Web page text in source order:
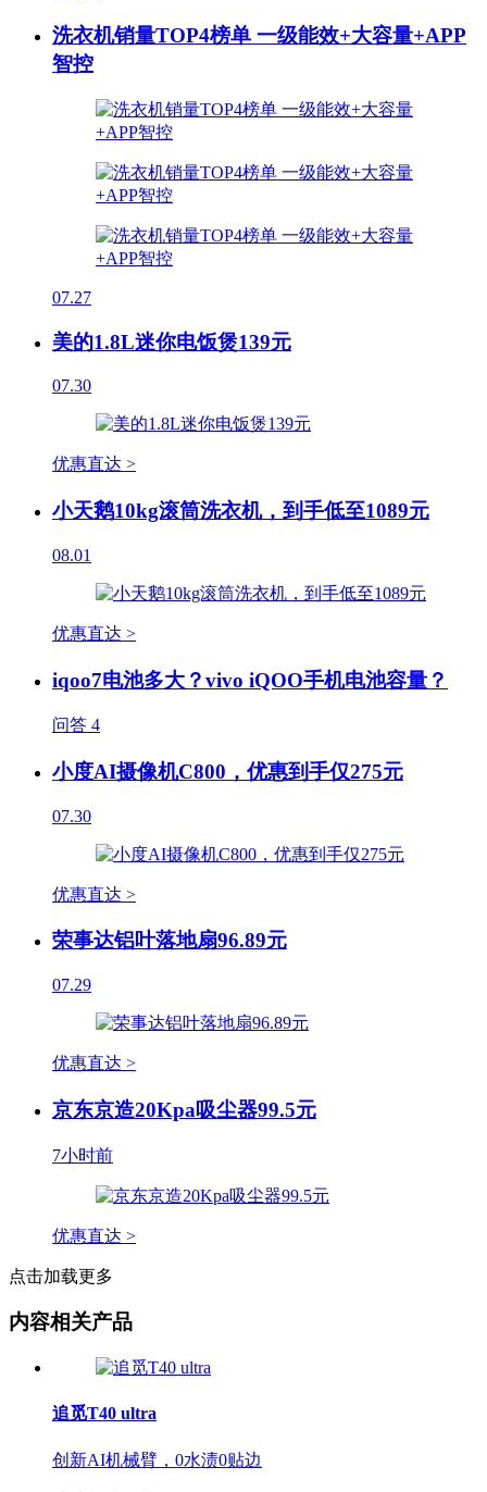
洗衣机销量TOP4榜单 一级能效+大容量+APP
智控
07.27
美的1.8L迷你电饭煲139元
07.30
优惠直达 >
小天鹅10kg滚筒洗衣机，到手低至1089元
08.01
优惠直达 >
iqoo7电池多大？vivo iQOO手机电池容量？
问答 4
小度AI摄像机C800，优惠到手仅275元
07.30
优惠直达 >
荣事达铝叶落地扇96.89元
07.29
优惠直达 >
京东京造20Kpa吸尘器99.5元
7小时前
优惠直达 >
点击加载更多
内容相关产品
追觅T40 ultra
创新AI机械臂，0水渍0贴边